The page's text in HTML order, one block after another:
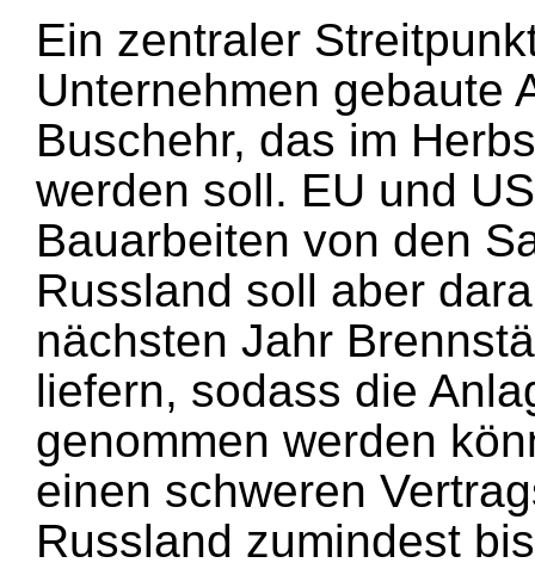
Ein zentraler
Unternehmen gebaute
Buschehr, das im
werden soll. EU und
Bauarbeiten von den
Russland soll aber
nächsten Jahr
liefern, sodass die
genommen werden
einen schweren
Russland zumindest